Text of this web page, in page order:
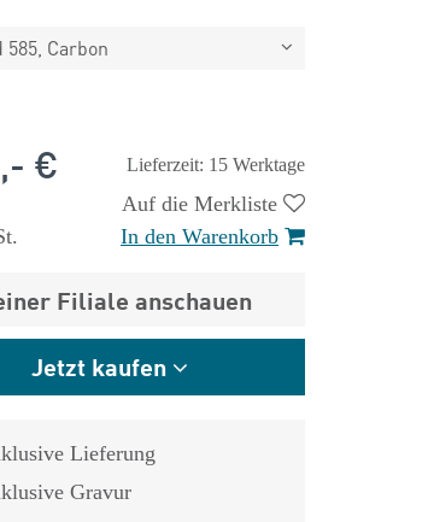
585, Carbon
Lieferzeit: 15 Werktage
€
Auf die Merkliste
In den Warenkorb
Filiale anschauen
Jetzt kaufen
Lieferung
Gravur